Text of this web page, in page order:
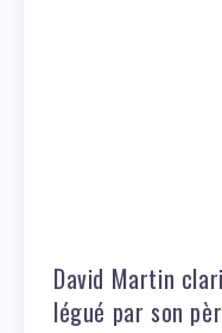
David Martin
légué par son